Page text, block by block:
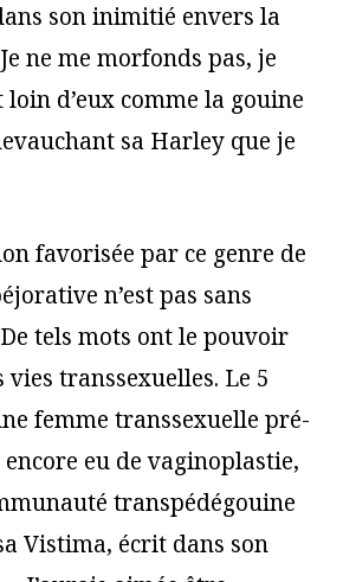
son inimitié envers la
ne me morfonds pas, je
d’eux comme la gouine
sa Harley que je
favorisée par ce genre de
n’est pas sans
tels mots ont le pouvoir
transsexuelles. Le 5
femme transsexuelle pré-
encore eu de vaginoplastie,
transpédégouine
Vistima, écrit dans son